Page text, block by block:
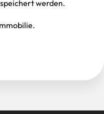
werden.